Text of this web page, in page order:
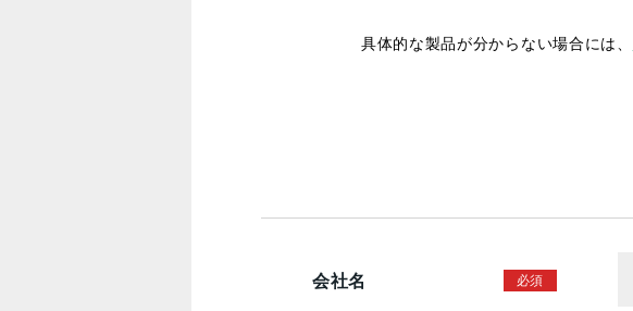
具体的な製品が分からない場合には、
会社名